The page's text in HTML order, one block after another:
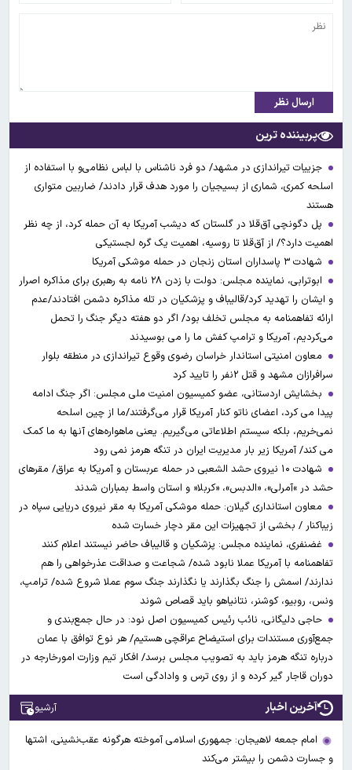
ارسال نظر
پربیننده ترین
جزییات تیراندازی در مشهد/ دو فرد ناشناس با لباس نظامی‌و با استفاده از
اسلحه کمری، شماری از بسیجیان را مورد هدف قرار دادند/ ضاربین متواری
هستند
پل دگونچی آق‌قلا در گلستان که دیشب آمریکا به آن حمله کرد، از چه نظر
اهمیت دارد؟/ از آق‌قلا تا روسیه، اهمیت یک گره لجستیکی
شهادت ۳ ‌پاسداران استان زنجان در حمله موشکی آمریکا
ابوترابی، نماینده مجلس: دولت با زدن ۲۸ نامه به رهبری برای مذاکره اصرار
و ایشان را تهدید کرد/قالیباف و پزشکیان در تله مذاکره دشمن افتادند/عدم
ارائه تفاهمنامه به مجلس تخلف بود/ اگر دو هفته دیگر جنگ را تحمل
می‌کردیم، آمریکا و ترامپ کفش ما را می بوسیدند
معاون امنیتی استاندار خراسان رضوی وقوع تیراندازی در منطقه بلوار
سرافرازان مشهد و قتل ۲نفر را تایید کرد
بخشایش اردستانی، عضو کمیسیون امنیت ملی مجلس: اگر جنگ ادامه
پیدا می کرد، اعضای ناتو کنار آمریکا قرار می‌گرفتند/ما از چین اسلحه
نمی‌خریم، بلکه سیستم اطلاعاتی می‌گیریم. یعنی ماهواره‌های آنها به ما کمک
می کند/ آمریکا زیر بار مدیریت ایران در تنگه هرمز نمی رود
شهادت ۱۰ نیروی حشد الشعبی در حمله عربستان و آمریکا به عراق/ مقرهای
حشد در »آمرلی»، «الدبس»، «کربلا« و استان واسط بمباران شدند
معاون استانداری گیلان: حمله موشکی آمریکا به مقر نیروی دریایی سپاه در
زیباکنار / بخشی از تجهیزات این مقر دچار خسارت شده
غضنفری، نماینده مجلس: پزشکیان و قالیباف حاضر نیستند اعلام کنند
تفاهمنامه با آمریکا عملا نابود شده/ شجاعت و صداقت عذرخواهی را هم
ندارند/ اسمش را جنگ بگذارند یا نگذارند جنگ سوم عملا شروع شده/ ترامپ،
ونس، روبیو، کوشنر، نتانیاهو باید قصاص شوند
حاجی دلیگانی، نائب رئیس کمیسیون اصل نود: در حال جمع‌بندی و
جمع‌آوری مستندات برای استیضاح عراقچی هستیم/ هر نوع توافق با عمان
درباره تنگه هرمز باید به تصویب مجلس برسد/ افکار تیم وزارت امورخارجه در
دوران قاجار گیر کرده و از روی ترس و وادادگی است
آخرین اخبار آرشیو
امام جمعه لاهیجان: جمهوری اسلامی آموخته هرگونه عقب‌نشینی، اشتها
و جسارت دشمن را بیشتر می‌کند